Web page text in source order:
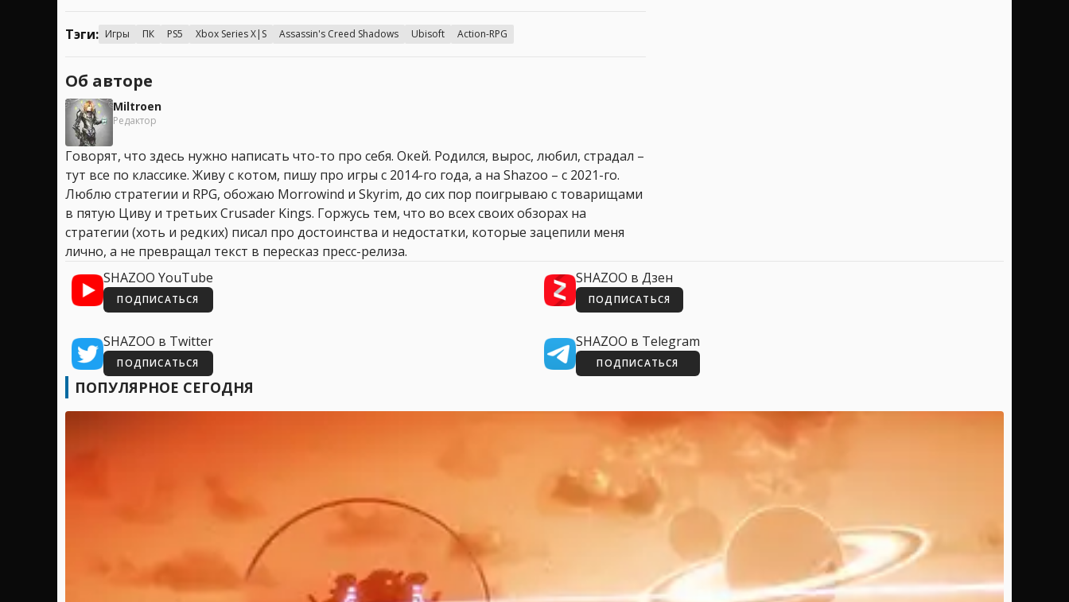
Тэги: Игры ПК PS5 Xbox Series X|S Assassin's Creed Shadows Ubisoft Action-RPG
Об авторе
Miltroen
Редактор
Говорят, что здесь нужно написать что-то про себя. Окей. Родился, вырос, любил, страдал –
тут все по классике. Живу с котом, пишу про игры с 2014-го года, а на Shazoo – с 2021-го.
Люблю стратегии и RPG, обожаю Morrowind и Skyrim, до сих пор поигрываю с товарищами
в пятую Циву и третьих Crusader Kings. Горжусь тем, что во всех своих обзорах на
стратегии (хоть и редких) писал про достоинства и недостатки, которые зацепили меня
лично, а не превращал текст в пересказ пресс-релиза.
SHAZOO YouTube
ПОДПИСАТЬСЯ
SHAZOO в Дзен
ПОДПИСАТЬСЯ
SHAZOO в Twitter
ПОДПИСАТЬСЯ
SHAZOO в Telegram
ПОДПИСАТЬСЯ
ПОПУЛЯРНОЕ СЕГОДНЯ